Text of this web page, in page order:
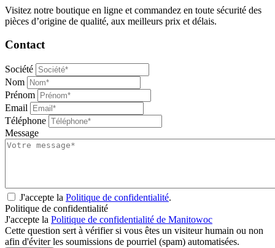
Visitez notre boutique en ligne et commandez en toute sécurité des
pièces d’origine de qualité, aux meilleurs prix et délais.
Contact
Société
Nom
Prénom
Email
Téléphone
Message
J'accepte la Politique de confidentialité.
Politique de confidentialité
J'accepte la Politique de confidentialité de Manitowoc
Cette question sert à vérifier si vous êtes un visiteur humain ou non
afin d'éviter les soumissions de pourriel (spam) automatisées.